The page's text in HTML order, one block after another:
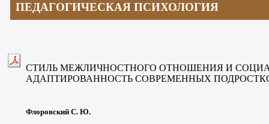
ПЕДАГОГИЧЕСКАЯ ПСИХОЛОГИЯ
СТИЛЬ МЕЖЛИЧНОСТНОГО ОТНОШЕНИЯ И
АДАПТИРОВАННОСТЬ СОВРЕМЕННЫХ
Флоровский С. Ю.